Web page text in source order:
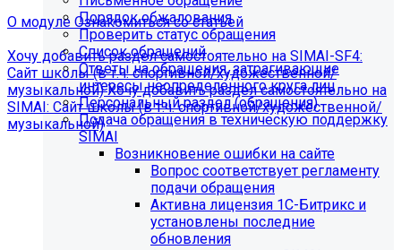
О модуле Ознакомиться со статьей
Хочу добавить раздел самостоятельно на SIMAI-SF4:
Сайт школы (в т.ч. спортивной/художественной/
музыкальной)Хочу добавить раздел самостоятельно на
SIMAI: Сайт школы (в т.ч. спортивной/художественной/
музыкальной)
Информация по появлению ошибки
[MP_LICENSE_VIOLATION] В вашу лицензию не входит
модуль SIMAI-SF4: Сведения об образовательной
организации (simai.sveden)
Порядок обжалования
Проверить статус обращения
Список обращений
Ответы на обращения, затрагивающие
интересы неопределенного круга лиц
Персональный раздел (обращения)
Подача обращения в техническую поддержку
SIMAI
Возникновение ошибки на сайте
Вопрос соответствует регламенту
подачи обращения
Активна лицензия 1С-Битрикс и
установлены последние
обновления